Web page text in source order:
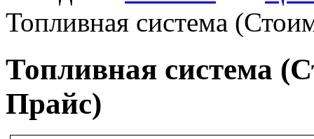
Топливная система
Топливная система
Прайс)